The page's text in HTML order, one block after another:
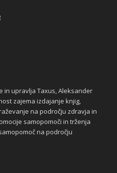
in upravlja Taxus, Aleksander
zajema izdajanje knjig,
na področju zdravja in
samopomoči in trženja
na področju